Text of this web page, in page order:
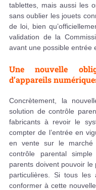
tablettes, mais aussi les
sans oublier les jouets
de loi, bien
validation de la
avant une possible entrée
Une nouvelle
d’appareils
Concrètement, la
solution de contrôle
fabricants à revoir le
compter de l’entrée en
en vente sur le marché
contrôle parental
parents doivent pouvoir
particulières. Si tous les
conformer à cette